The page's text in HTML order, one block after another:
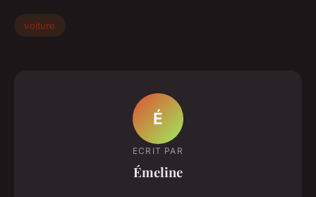
voiture
É
ECRIT PAR
Émeline